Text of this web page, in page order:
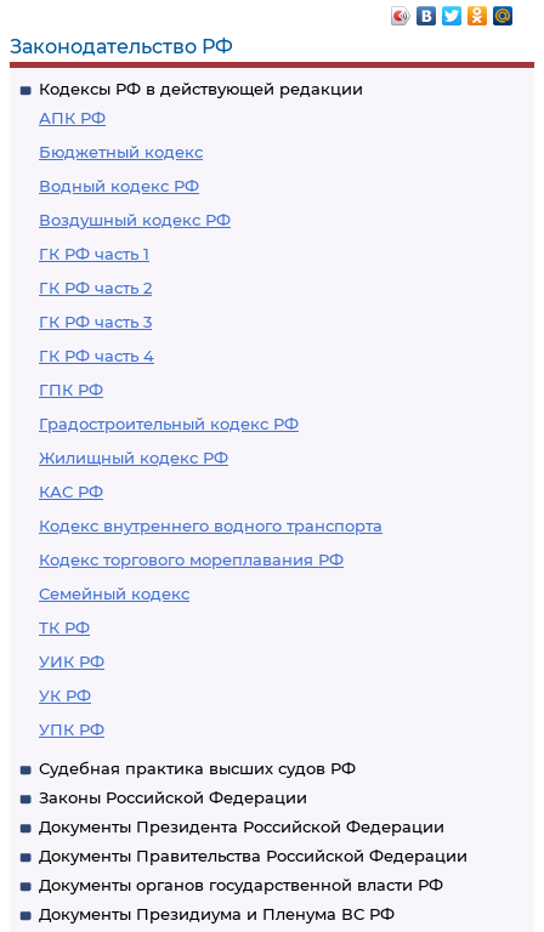
Законодательство РФ
Кодексы РФ в действующей редакции
АПК РФ
Бюджетный кодекс
Водный кодекс РФ
Воздушный кодекс РФ
ГК РФ часть 1
ГК РФ часть 2
ГК РФ часть 3
ГК РФ часть 4
ГПК РФ
Градостроительный кодекс РФ
Жилищный кодекс РФ
КАС РФ
Кодекс внутреннего водного транспорта
Кодекс торгового мореплавания РФ
Семейный кодекс
ТК РФ
УИК РФ
УК РФ
УПК РФ
Судебная практика высших судов РФ
Законы Российской Федерации
Документы Президента Российской Федерации
Документы Правительства Российской Федерации
Документы органов государственной власти РФ
Документы Президиума и Пленума ВС РФ